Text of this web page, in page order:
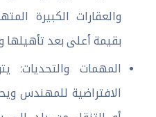
والعقارات الكبيرة
بقيمة أعلى بعد تأهيلها
المهمات والتحديات:
الافتراضية للمهندس